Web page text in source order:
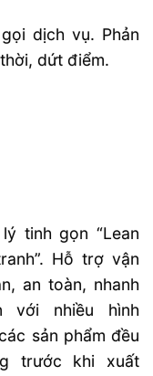
dịch vụ. Phản
dứt điểm.
tinh gọn “Lean
Hỗ trợ vận
an toàn, nhanh
với nhiều hình
sản phẩm đều
trước khi xuất